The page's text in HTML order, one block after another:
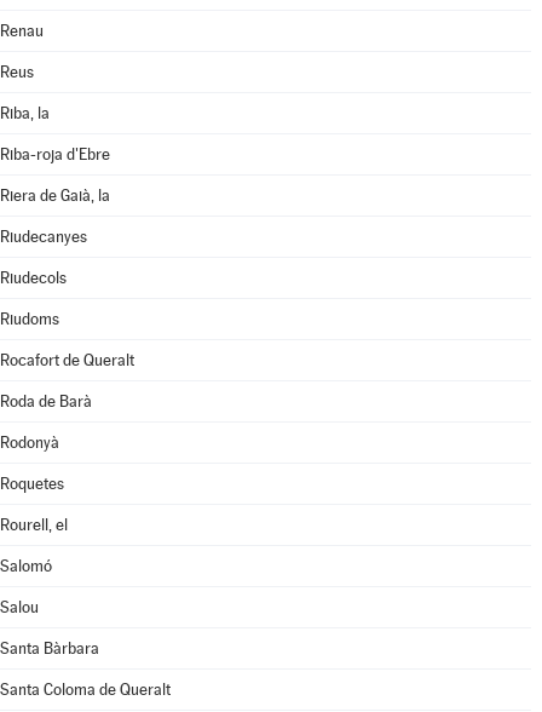
Renau
Reus
Riba, la
Riba-roja d'Ebre
Riera de Gaià, la
Riudecanyes
Riudecols
Riudoms
Rocafort de Queralt
Roda de Barà
Rodonyà
Roquetes
Rourell, el
Salomó
Salou
Santa Bàrbara
Santa Coloma de Queralt